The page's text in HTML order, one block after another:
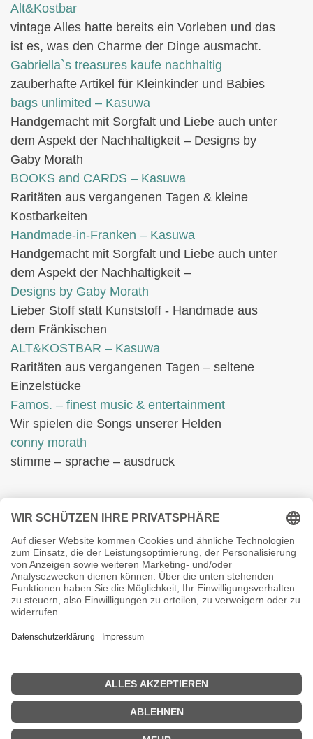
Alt&Kostbar
vintage Alles hatte bereits ein Vorleben und das
ist es, was den Charme der Dinge ausmacht.
Gabriella`s treasures kaufe nachhaltig
zauberhafte Artikel für Kleinkinder und Babies
bags unlimited – Kasuwa
Handgemacht mit Sorgfalt und Liebe auch unter
dem Aspekt der Nachhaltigkeit – Designs by
Gaby Morath
BOOKS and CARDS – Kasuwa
Raritäten aus vergangenen Tagen & kleine
Kostbarkeiten
Handmade-in-Franken – Kasuwa
Handgemacht mit Sorgfalt und Liebe auch unter
dem Aspekt der Nachhaltigkeit –
Designs by Gaby Morath
Lieber Stoff statt Kunststoff - Handmade aus
dem Fränkischen
ALT&KOSTBAR – Kasuwa
Raritäten aus vergangenen Tagen – seltene
Einzelstücke
Famos. – finest music & entertainment
Wir spielen die Songs unserer Helden
conny morath
stimme – sprache – ausdruck
© 2024 babyvintage by Gaby Morath
Kein Mehrwertsteuerausweis, da Kleinunternehmer nach §19
(1) UStG.
Preis in diesem Online-Shop.